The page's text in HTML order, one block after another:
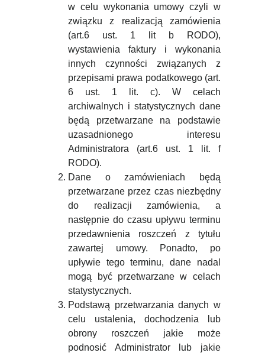
w celu wykonania umowy czyli w
związku z realizacją zamówienia
(art.6 ust. 1 lit b RODO),
wystawienia faktury i wykonania
innych czynności związanych z
przepisami prawa podatkowego (art.
6 ust. 1 lit. c). W celach
archiwalnych i statystycznych dane
będą przetwarzane na podstawie
uzasadnionego interesu
Administratora (art.6 ust. 1 lit. f
RODO).
Dane o zamówieniach będą
przetwarzane przez czas niezbędny
do realizacji zamówienia, a
następnie do czasu upływu terminu
przedawnienia roszczeń z tytułu
zawartej umowy. Ponadto, po
upływie tego terminu, dane nadal
mogą być przetwarzane w celach
statystycznych.
Podstawą przetwarzania danych w
celu ustalenia, dochodzenia lub
obrony roszczeń jakie może
podnosić Administrator lub jakie